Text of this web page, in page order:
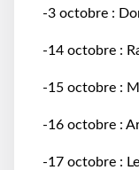
-3 octobre :
-14 octobre :
-15 octobre :
-16 octobre :
-17 octobre :